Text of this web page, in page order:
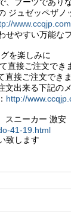
ジュゼッペザノ
せやすい万能な
を楽しみに
直接ご注文でき
直接ご注文でき
出来る下記の
http://
スニーカー 激安
41-19.html
致します